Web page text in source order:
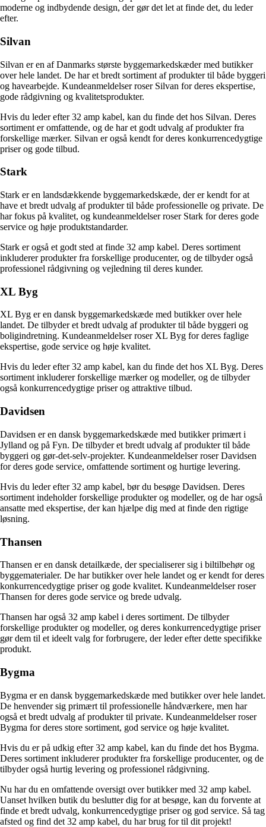
moderne og indbydende design, der gør det let at finde det, du leder
efter.
Silvan
Silvan er en af Danmarks største byggemarkedskæder med butikker
over hele landet. De har et bredt sortiment af produkter til både byggeri
og havearbejde. Kundeanmeldelser roser Silvan for deres ekspertise,
gode rådgivning og kvalitetsprodukter.
Hvis du leder efter 32 amp kabel, kan du finde det hos Silvan. Deres
sortiment er omfattende, og de har et godt udvalg af produkter fra
forskellige mærker. Silvan er også kendt for deres konkurrencedygtige
priser og gode tilbud.
Stark
Stark er en landsdækkende byggemarkedskæde, der er kendt for at
have et bredt udvalg af produkter til både professionelle og private. De
har fokus på kvalitet, og kundeanmeldelser roser Stark for deres gode
service og høje produktstandarder.
Stark er også et godt sted at finde 32 amp kabel. Deres sortiment
inkluderer produkter fra forskellige producenter, og de tilbyder også
professionel rådgivning og vejledning til deres kunder.
XL Byg
XL Byg er en dansk byggemarkedskæde med butikker over hele
landet. De tilbyder et bredt udvalg af produkter til både byggeri og
boligindretning. Kundeanmeldelser roser XL Byg for deres faglige
ekspertise, gode service og høje kvalitet.
Hvis du leder efter 32 amp kabel, kan du finde det hos XL Byg. Deres
sortiment inkluderer forskellige mærker og modeller, og de tilbyder
også konkurrencedygtige priser og attraktive tilbud.
Davidsen
Davidsen er en dansk byggemarkedskæde med butikker primært i
Jylland og på Fyn. De tilbyder et bredt udvalg af produkter til både
byggeri og gør-det-selv-projekter. Kundeanmeldelser roser Davidsen
for deres gode service, omfattende sortiment og hurtige levering.
Hvis du leder efter 32 amp kabel, bør du besøge Davidsen. Deres
sortiment indeholder forskellige produkter og modeller, og de har også
ansatte med ekspertise, der kan hjælpe dig med at finde den rigtige
løsning.
Thansen
Thansen er en dansk detailkæde, der specialiserer sig i biltilbehør og
byggematerialer. De har butikker over hele landet og er kendt for deres
konkurrencedygtige priser og gode kvalitet. Kundeanmeldelser roser
Thansen for deres gode service og brede udvalg.
Thansen har også 32 amp kabel i deres sortiment. De tilbyder
forskellige produkter og modeller, og deres konkurrencedygtige priser
gør dem til et ideelt valg for forbrugere, der leder efter dette specifikke
produkt.
Bygma
Bygma er en dansk byggemarkedskæde med butikker over hele landet.
De henvender sig primært til professionelle håndværkere, men har
også et bredt udvalg af produkter til private. Kundeanmeldelser roser
Bygma for deres store sortiment, god service og høje kvalitet.
Hvis du er på udkig efter 32 amp kabel, kan du finde det hos Bygma.
Deres sortiment inkluderer produkter fra forskellige producenter, og de
tilbyder også hurtig levering og professionel rådgivning.
Nu har du en omfattende oversigt over butikker med 32 amp kabel.
Uanset hvilken butik du beslutter dig for at besøge, kan du forvente at
finde et bredt udvalg, konkurrencedygtige priser og god service. Så tag
afsted og find det 32 amp kabel, du har brug for til dit projekt!